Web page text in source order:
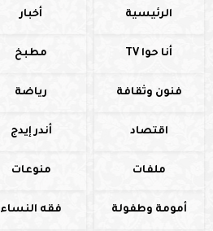
الرئيسية أخبار
أنا حوا TV مطبخ
فنون وثقافة رياضة
اقتصاد أندر إيدج
ملفات منوعات
أمومة وطفولة فقه النساء